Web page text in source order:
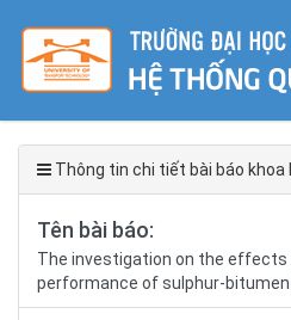
Thông tin chi tiết bài báo khoa
Tên bài báo:
The investigation on the effects
performance of sulphur-